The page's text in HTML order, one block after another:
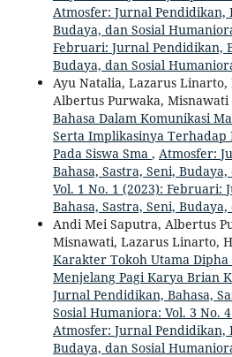
Atmosfer: Jurnal Pendidikan,
Budaya, dan Sosial
Februari: Jurnal Pendidikan,
Budaya, dan Sosial
Ayu Natalia, Lazarus Linarto,
Albertus Purwaka, Misnawati
Bahasa Dalam Komunikasi
Serta Implikasinya
Pada Siswa Sma , Atmosfer:
Bahasa, Sastra, Seni,
Vol. 1 No. 1 (2023): Februari:
Bahasa, Sastra, Seni,
Andi Mei Saputra, Albertus
Misnawati, Lazarus Linarto,
Karakter Tokoh Utama
Menjelang Pagi Karya Brian
Jurnal Pendidikan, Bahasa,
Sosial Humaniora: Vol. 3 No.
Atmosfer: Jurnal Pendidikan,
Budaya, dan Sosial